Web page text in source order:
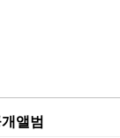
앨범